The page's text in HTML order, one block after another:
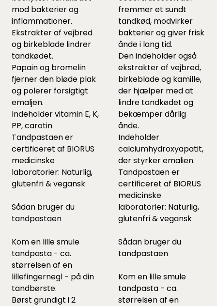
mod bakterier og
inflammationer.
Ekstrakter af vejbred
og birkeblade lindrer
tandkødet.
Papain og bromelin
fjerner den bløde plak
og polerer forsigtigt
emaljen.
Indeholder vitamin E, K,
PP, carotin
Tandpastaen er
certificeret af BIORUS
medicinske
laboratorier: Naturlig,
glutenfri & vegansk
Sådan bruger du
tandpastaen
Kom en lille smule
tandpasta - ca.
størrelsen af en
lillefingernegl - på din
tandbørste.
Børst grundigt i 2
fremmer et sundt
tandkød, modvirker
bakterier og giver frisk
ånde i lang tid.
Den indeholder også
ekstrakter af vejbred,
birkeblade og kamille,
der hjælper med at
lindre tandkødet og
bekæmper dårlig
ånde.
Indeholder
calciumhydroxyapatit,
der styrker emalien.
Tandpastaen er
certificeret af BIORUS
medicinske
laboratorier: Naturlig,
glutenfri & vegansk
Sådan bruger du
tandpastaen
Kom en lille smule
tandpasta - ca.
størrelsen af en